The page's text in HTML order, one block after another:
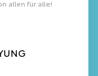
allen für alle!